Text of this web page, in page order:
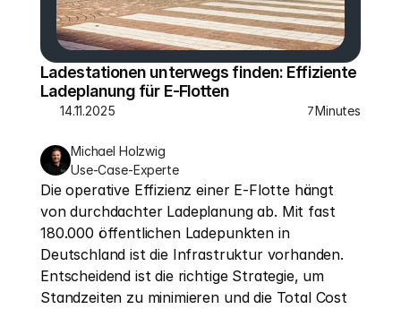
Ladestationen unterwegs finden: Effiziente
Ladeplanung für E-Flotten
14.11.2025 7Minutes
Michael Holzwig
Use-Case-Experte
Die operative Effizienz einer E-Flotte hängt
von durchdachter Ladeplanung ab. Mit fast
180.000 öffentlichen Ladepunkten in
Deutschland ist die Infrastruktur vorhanden.
Entscheidend ist die richtige Strategie, um
Standzeiten zu minimieren und die Total Cost